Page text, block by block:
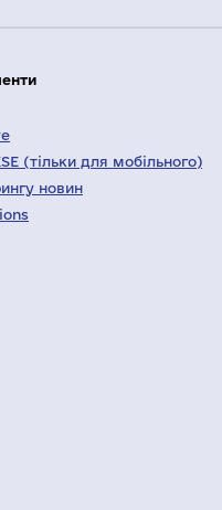
(тільки для мобільного)
новин